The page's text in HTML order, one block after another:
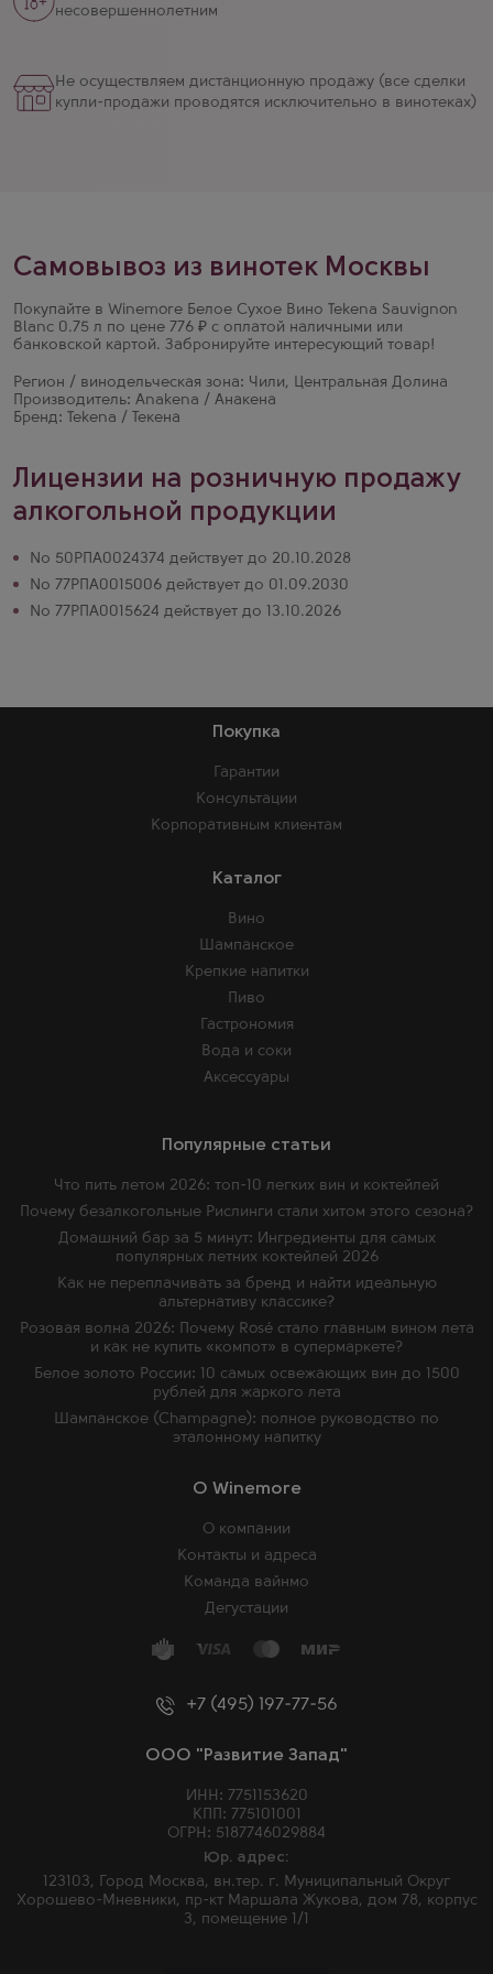
несовершеннолетним
Не осуществляем дистанционную продажу (все сделки
купли-продажи проводятся исключительно в винотеках)
Самовывоз из винотек Москвы
Покупайте в Winemore Белое Сухое Вино Tekena Sauvignon
Blanc 0.75 л по цене 776 ₽ с оплатой наличными или
банковской картой. Забронируйте интересующий товар!
Регион / винодельческая зона: Чили, Центральная Долина
Производитель: Anakena / Анакена
Бренд: Tekena / Текена
Лицензии на розничную продажу
алкогольной продукции
№ 50РПА0024374 действует до 20.10.2028
№ 77РПА0015006 действует до 01.09.2030
№ 77РПА0015624 действует до 13.10.2026
+7 (495) 197-77-56
ООО "Развитие Запад"
ИНН: 7751153620
КПП: 775101001
ОГРН: 5187746029884
Юр. адрес:
123103, Город Москва, вн.тер. г. Муниципальный Округ
Хорошево-Мневники, пр-кт Маршала Жукова, дом 78, корпус
3, помещение 1/1
O Winemore
О компании
Контакты и адреса
Команда вайнмо
Дегустации
Покупка
Гарантии
Консультации
Корпоративным клиентам
Каталог
Вино
Шампанское
Крепкие напитки
Пиво
Гастрономия
Вода и соки
Аксессуары
Популярные статьи
Что пить летом 2026: топ-10 легких вин и коктейлей
Почему безалкогольные Рислинги стали хитом этого сезона?
Домашний бар за 5 минут: Ингредиенты для самых
популярных летних коктейлей 2026
Как не переплачивать за бренд и найти идеальную
альтернативу классике?
Розовая волна 2026: Почему Rosé стало главным вином лета
и как не купить «компот» в супермаркете?
Белое золото России: 10 самых освежающих вин до 1500
рублей для жаркого лета
Шампанское (Champagne): полное руководство по
эталонному напитку